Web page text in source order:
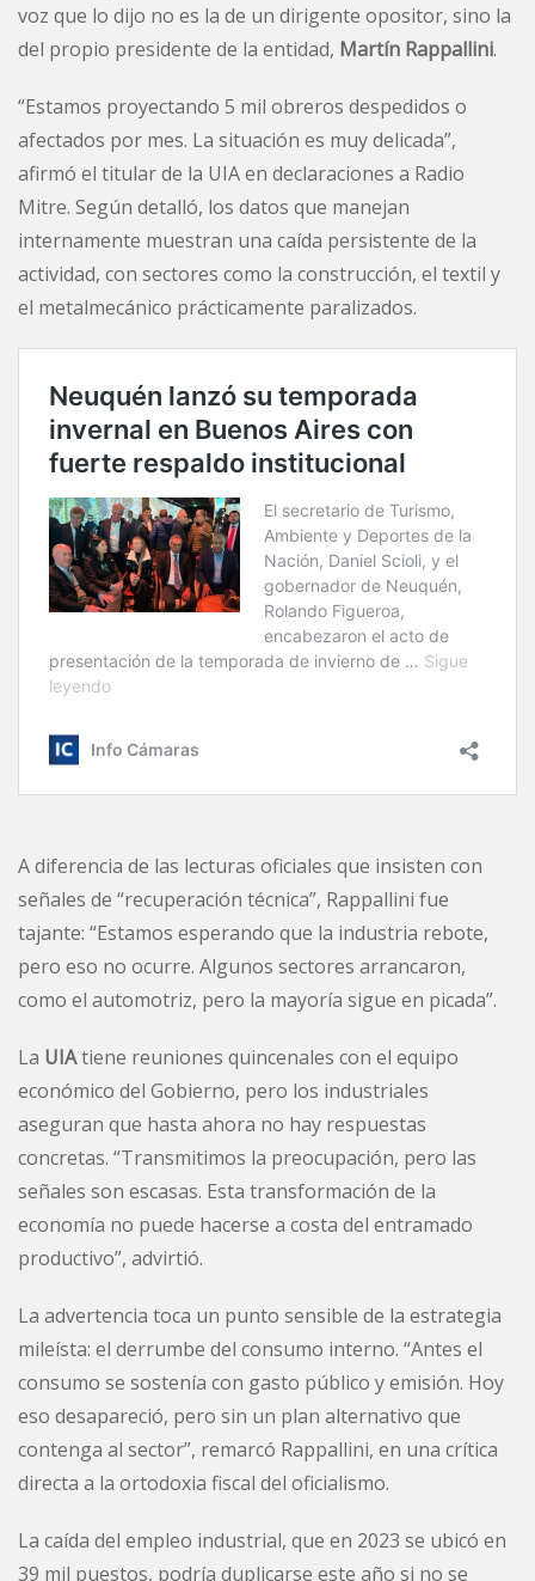
voz que lo dijo no es la de un dirigente opositor, sino la
del propio presidente de la entidad, Martín Rappallini.
“Estamos proyectando 5 mil obreros despedidos o
afectados por mes. La situación es muy delicada”,
afirmó el titular de la UIA en declaraciones a Radio
Mitre. Según detalló, los datos que manejan
internamente muestran una caída persistente de la
actividad, con sectores como la construcción, el textil y
el metalmecánico prácticamente paralizados.
A diferencia de las lecturas oficiales que insisten con
señales de “recuperación técnica”, Rappallini fue
tajante: “Estamos esperando que la industria rebote,
pero eso no ocurre. Algunos sectores arrancaron,
como el automotriz, pero la mayoría sigue en picada”.
La UIAtiene reuniones quincenales con el equipo
económico del Gobierno, pero los industriales
aseguran que hasta ahora no hay respuestas
concretas. “Transmitimos la preocupación, pero las
señales son escasas. Esta transformación de la
economía no puede hacerse a costa del entramado
productivo”, advirtió.
La advertencia toca un punto sensible de la estrategia
mileísta: el derrumbe del consumo interno. “Antes el
consumo se sostenía con gasto público y emisión. Hoy
eso desapareció, pero sin un plan alternativo que
contenga al sector”, remarcó Rappallini, en una crítica
directa a la ortodoxia fiscal del oficialismo.
La caída del empleo industrial, que en 2023 se ubicó en
39 mil puestos, podría duplicarse este año si no se